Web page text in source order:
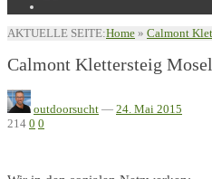
AKTUELLE SEITE:Home » Calmont
Calmont Klettersteig
outdoorsucht — 24. Mai 2015
214 0 0